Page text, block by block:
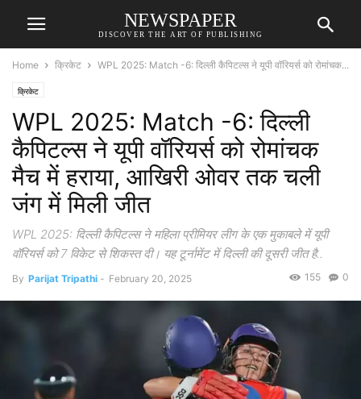
NEWSPAPER
DISCOVER THE ART OF PUBLISHING
Home क्रिकेट WPL 2025: Match -6: दिल्ली कैपिटल्स ने यूपी वॉरियर्स को रोमांचक...
क्रिकेट
WPL 2025: Match -6: दिल्ली
कैपिटल्स ने यूपी वॉरियर्स को रोमांचक
मैच में हराया, आखिरी ओवर तक चली
जंग में मिली जीत
WPL 2025: दिल्ली कैपिटल्स ने महिला प्रीमियर लीग के एक मुकाबले में यूपी
वॉरियर्स को 7 विकेट से शिकस्त दी। यह टूर्नामेंट में दिल्ली की दूसरी जीत है..
By Parijat Tripathi - February 20, 2025 0
155